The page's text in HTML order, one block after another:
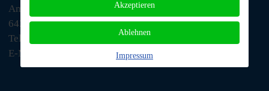
Am Morsberg 1
64385 Reichelsheim
Telefon: 06063 / 939 848
E-Mail: tino@tiere-in-not-odenwald.de
Akzeptieren
Ablehnen
Impressum